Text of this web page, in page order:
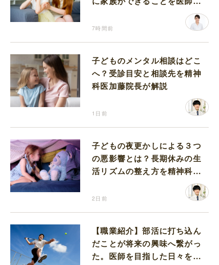
7時間前
子どものメンタル相談はどこ
へ？受診目安と相談先を精神
科医加藤院長が解説
1日前
子どもの夜更かしによる３つ
の悪影響とは？長期休みの生
活リズムの整え方を精神科医
2日前
【職業紹介】部活に打ち込ん
だことが将来の興味へ繋がっ
た。医師を目指した日々を振